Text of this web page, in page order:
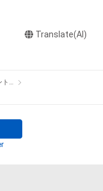
超えた行為、知的財産
、配布、逆コンパイ
ど、作成者が不適切
に、謎解きという遊
（Education）とエ
認知が広がってきて
り、”自分ごと化”し
Translate(AI)
謎解きエデュテイメント協会